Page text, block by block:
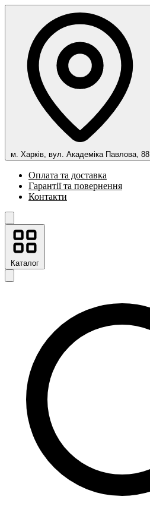
м. Харків, вул. Академіка Павлова, 88
Оплата та доставка
Гарантії та повернення
Контакти
Каталог